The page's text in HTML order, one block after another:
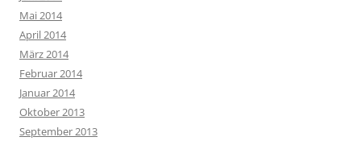
Mai 2014
April 2014
März 2014
Februar 2014
Januar 2014
Oktober 2013
September 2013